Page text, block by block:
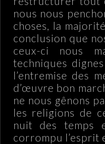
nous nous
choses, la
conclusion que
ceux-ci nous
techniques
l’entremise des
d’œuvre bon
ne nous gênons
les religions de
nuit des temps
corrompu l’esprit